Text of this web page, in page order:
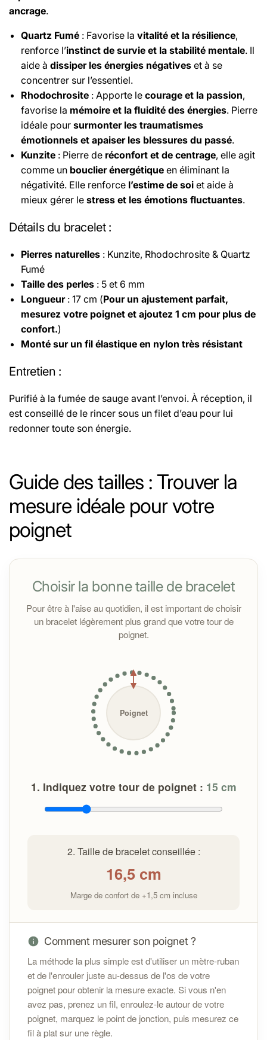
ancrage.
Quartz Fumé : Favorise la vitalité et la résilience,
renforce l’instinct de survie et la stabilité mentale. Il
aide à dissiper les énergies négatives et à se
concentrer sur l’essentiel.
Rhodochrosite : Apporte le courage et la passion,
favorise la mémoire et la fluidité des énergies. Pierre
idéale pour surmonter les traumatismes
émotionnels et apaiser les blessures du passé.
Kunzite : Pierre de réconfort et de centrage, elle agit
comme un bouclier énergétique en éliminant la
négativité. Elle renforce l’estime de soi et aide à
mieux gérer le stress et les émotions fluctuantes.
Détails du bracelet:
Pierres naturelles : Kunzite, Rhodochrosite & Quartz
Fumé
Taille des perles : 5 et 6 mm
Longueur: 17 cm (Pour un ajustement parfait,
mesurez votre poignet et ajoutez 1 cm pour plus de
confort.)
Monté sur un fil élastique en nylon très résistant
Entretien :
Purifié à la fumée de sauge avant l’envoi. À réception, il
est conseillé de le rincer sous un filet d’eau pour lui
redonner toute son énergie.
excellente durabilité.
Retrouvez les propriétés de chaque pierre
sur cette page.
Retrouvez les origines des pierres des
Toutes les pierres sont purifiées à la fumée de sauge
nettoyer sous un jet d'eau courante pour les nettoyer
si vous en ressentez le besoin.
En cas de problème avec votre bracelet :
info@cybelepierres.frdans les 14 jours suivant la
Si un défaut est constaté, un remplacement ou une
réparation sera proposé selonles conditions
Guide des tailles : Trouver la
mesure idéale pour votre
poignet
Choisir la bonne taille de bracelet
Pour être à l'aise au quotidien, il est important de choisir
un bracelet légèrement plus grand que votre tour de
poignet.
Poignet
1. Indiquez votre tour de poignet : 15 cm
2. Taille de bracelet conseillée :
16,5cm
Marge de confort de +1,5 cm incluse
Comment mesurer son poignet ?
La méthode la plus simple est d'utiliser un mètre-ruban
et de l'enrouler juste au-dessus de l'os de votre
poignet pour obtenir la mesure exacte. Si vous n'en
avez pas, prenez un fil, enroulez-le autour de votre
poignet, marquez le point de jonction, puis mesurez ce
fil à plat sur une règle.